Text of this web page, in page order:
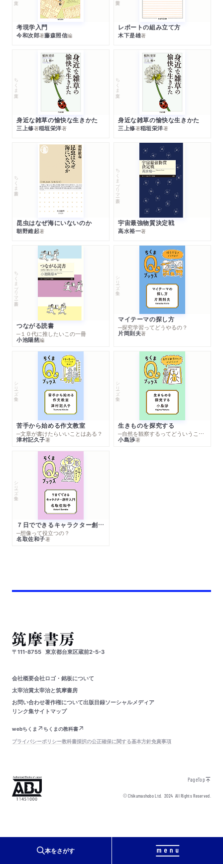
本をさがす
考現学入門
今和次郎著藤森照信編
レポートの組み立て方
木下是雄著
ちくま文庫
身近な雑草の愉快な生きかた
三上修著稲垣栄洋著
ちくま文庫
身近な雑草の愉快な生きかた
三上修著稲垣栄洋著
ちくま新書
昆虫はなぜ海にいないのか
朝野維起著
ちくまプリマー新書
宇宙最強物質決定戦
高水裕一著
ちくまプリマー新書
つながる読書
─１０代に推したいこの一冊
小池陽慈編
シリーズ・全集
マイテーマの探し方
─探究学習ってどうやるの？
片岡則夫著
シリーズ・全集
苦手から始める作文教室
─文章が書けたらいいことはある？
津村記久子著
シリーズ・全集
生きものを探究する
─自然を観察するってどういうこと？
小島渉著
シリーズ・全集
７日でできるキャラクター創作入門
─想像って役立つの？
名取佐和子著
〒111-8755 東京都台東区蔵前2-5-3
会社概要会社ロゴ・銘板について
太宰治賞太宰治と筑摩書房
お問い合わせ著作権について出版目録ソーシャルメディア
リンク集サイトマップ
webちくま
ちくまの教科書
プライバシーポリシー教科書採択の公正確保に関する基本方針免責事項
PageTop
© Chikumashobo Ltd.2024 All Rights Reserved.